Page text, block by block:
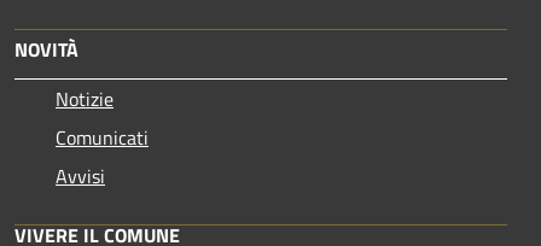
NOVITÀ
Notizie
Comunicati
Avvisi
VIVERE IL COMUNE